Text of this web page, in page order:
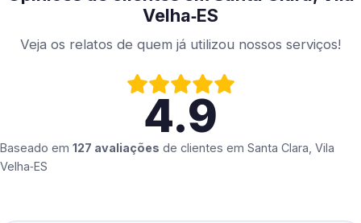
Velha‑ES
Veja os relatos de quem já utilizou nossos serviços!
4.9
Baseado em 127 avaliações de clientes em Santa Clara, Vila
Velha‑ES